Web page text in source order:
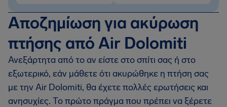
Αποζημίωση για ακύρωση
πτήσης από Air Dolomiti
Ανεξάρτητα από το αν είστε στο σπίτι σας ή στο
εξωτερικό, εάν μάθετε ότι ακυρώθηκε η πτήση σας
με την Air Dolomiti, θα έχετε πολλές ερωτήσεις και
ανησυχίες. Το πρώτο πράγμα που πρέπει να ξέρετε